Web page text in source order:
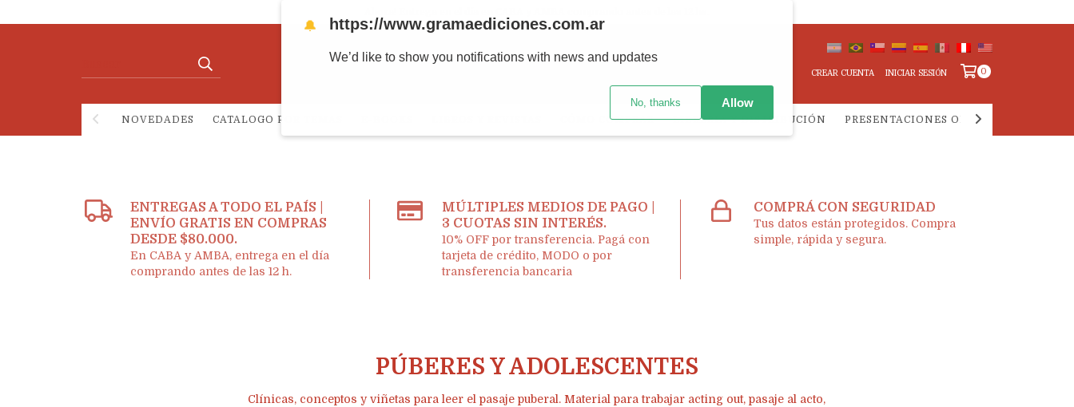
CREAR CUENTA INICIAR SESIÓN 0
NOVEDADES CATALOGO POR TEMAS CÓMO COMPRAR LIBRERIA Y DISTRIBUCIÓN PRESENTACIONES ONLINE
ENTREGAS A TODO EL PAÍS |
ENVÍO GRATIS EN COMPRAS
DESDE $80.000.
En CABA y AMBA, entrega en el día
comprando antes de las 12 h.
MÚLTIPLES MEDIOS DE PAGO |
3 CUOTAS SIN INTERÉS.
10% OFF por transferencia. Pagá con
tarjeta de crédito, MODO o por
transferencia bancaria
COMPRÁ CON SEGURIDAD
Tus datos están protegidos. Compra
simple, rápida y segura.
PÚBERES Y ADOLESCENTES
Clínicas, conceptos y viñetas para leer el pasaje puberal. Material para trabajar acting out, pasaje al acto,
🔔 https://www.gramaediciones.com.ar
We’d like to show you notifications with news and updates
No, thanks Allow